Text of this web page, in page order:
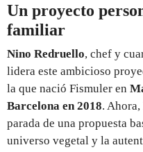
Un proyecto
familiar
Nino Redruello, chef y
lidera este ambicioso
la que nació Fismuler en
Barcelona en 2018.
parada de una propuesta
universo vegetal y la